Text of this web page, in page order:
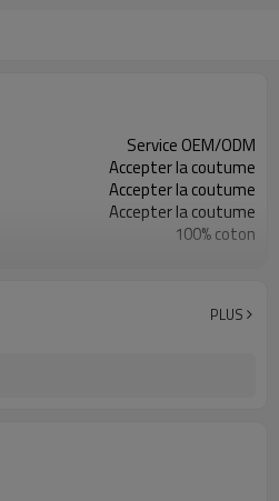
Service OEM/ODM
Accepter la coutume
Accepter la coutume
Accepter la coutume
100% coton
PLUS